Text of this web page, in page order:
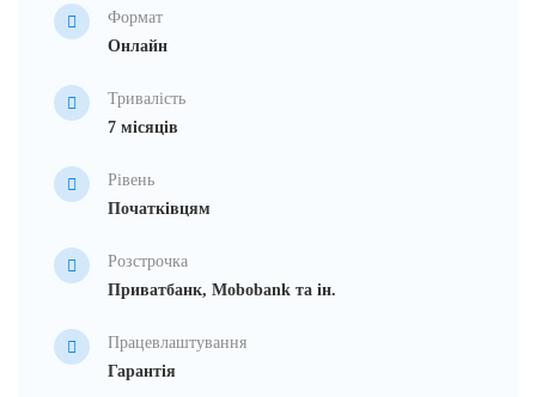
Формат
Онлайн
Тривалість
7 місяців
Рівень
Початківцям
Розстрочка
Приватбанк, Mobobank та ін.
Працевлаштування
Гарантія